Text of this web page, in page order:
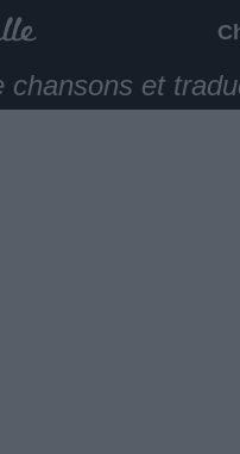
chansons et